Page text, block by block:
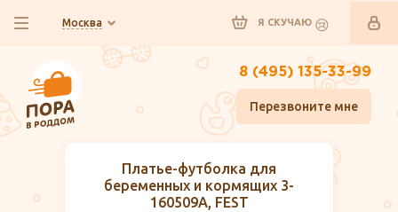
Москва Я СКУЧАЮ
8 (495) 135-33-99
Перезвоните мне
Платье-футболка для
беременных и кормящих 3-
160509А, FEST